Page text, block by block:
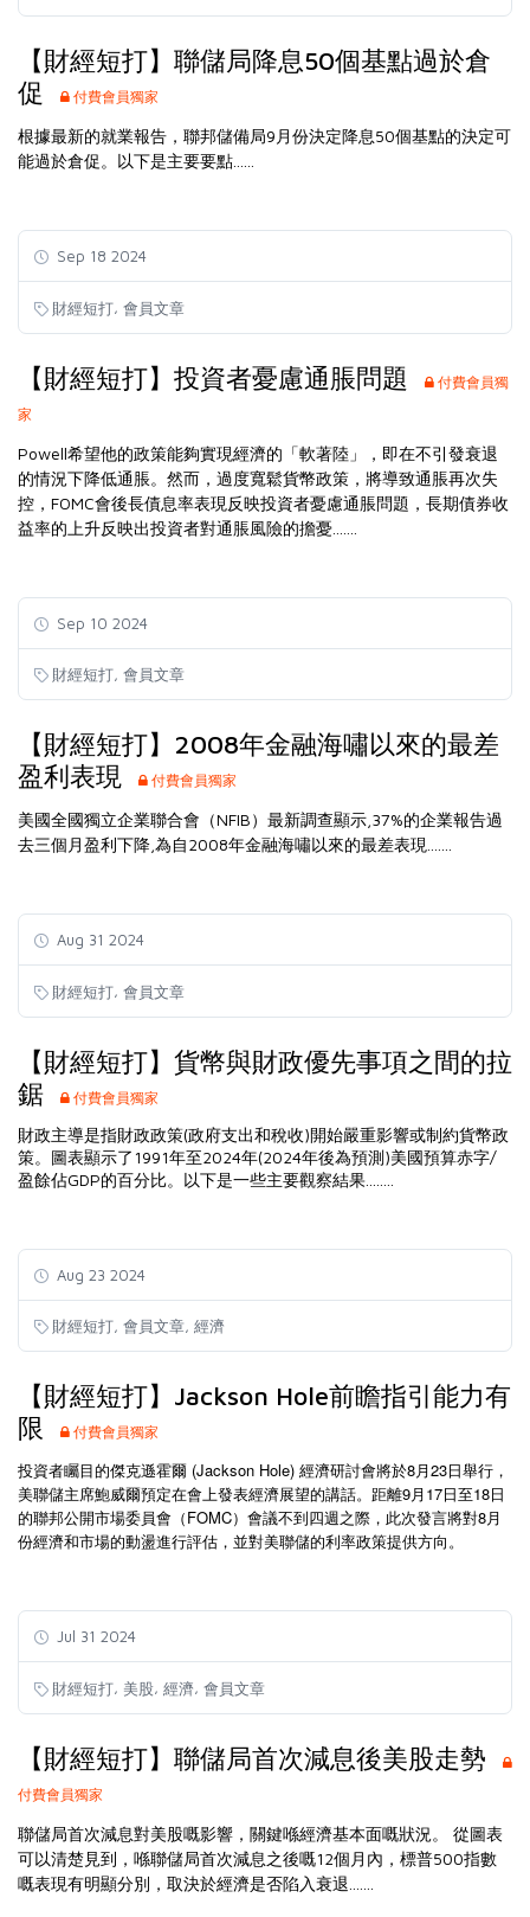
【財經短打】聯儲局降息50個基點過於倉
促
付費會員獨家
根據最新的就業報告，聯邦儲備局9月份決定降息50個基點的決定可
能過於倉促。以下是主要要點......
Sep 18 2024
財經短打, 會員文章
【財經短打】投資者憂慮通脹問題
付費會員獨
家
Powell希望他的政策能夠實現經濟的「軟著陸」，即在不引發衰退
的情況下降低通脹。然而，過度寬鬆貨幣政策，將導致通脹再次失
控，FOMC會後長債息率表現反映投資者憂慮通脹問題，長期債券收
益率的上升反映出投資者對通脹風險的擔憂.......
Sep 10 2024
財經短打 會員文章
【財經短打】2008年金融海嘯以來的最差
盈利表現
付費會員獨家
美國全國獨立企業聯合會（NFIB）最新調查顯示,37%的企業報告過
去三個月盈利下降,為自2008年金融海嘯以來的最差表現.......
Aug 31 2024
財經短打, 會員文章
【財經短打】貨幣與財政優先事項之間的拉
鋸
付費會員獨家
財政主導是指財政政策(政府支出和稅收)開始嚴重影響或制約貨幣政
策。圖表顯示了1991年至2024年(2024年後為預測)美國預算赤字/
盈餘佔GDP的百分比。以下是一些主要觀察結果........
Aug 23 2024
財經短打 會員文章 經濟
【財經短打】Jackson Hole前瞻指引能力有
限
付費會員獨家
投資者矚目的傑克遜霍爾 (Jackson Hole) 經濟研討會將於8月23日舉行，
美聯儲主席鮑威爾預定在會上發表經濟展望的講話。距離9月17日至18日
的聯邦公開市場委員會（FOMC）會議不到四週之際，此次發言將對8月
份經濟和市場的動盪進行評估，並對美聯儲的利率政策提供方向。
Jul 31 2024
財經短打, 美股, 經濟, 會員文章
【財經短打】聯儲局首次減息後美股走勢
付費會員獨家
聯儲局首次減息對美股嘅影響，關鍵喺經濟基本面嘅狀況。 從圖表
可以清楚見到，喺聯儲局首次減息之後嘅12個月內，標普500指數
嘅表現有明顯分別，取決於經濟是否陷入衰退.......